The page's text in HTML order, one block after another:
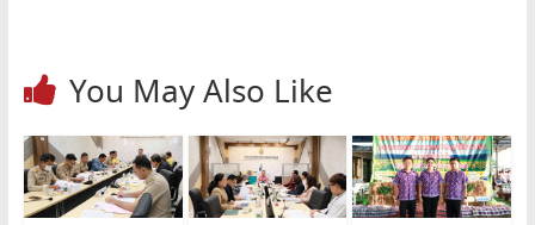
You May Also Like